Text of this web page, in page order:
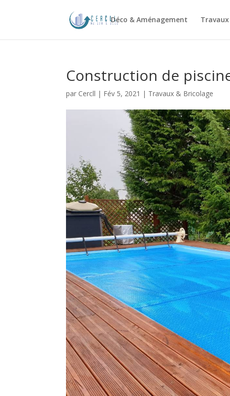
Déco & Aménagement
Construction de
par Cercll | Fév 5, 2021 | Travaux & Bricolage